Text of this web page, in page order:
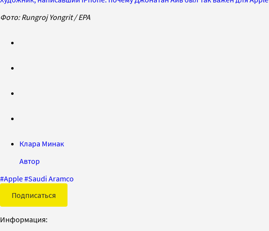
Фото: Rungroj Yongrit / EPA
Клара Минак
Автор
#Apple#Saudi Aramco
Подписаться
Информация: